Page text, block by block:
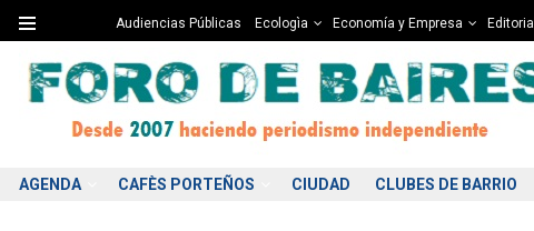
Audiencias Públicas Ecologìa Economía y Empresa Editorial
AGENDA CAFÈS PORTEÑOS CIUDAD CLUBES DE BARRIO